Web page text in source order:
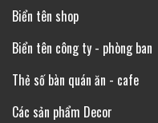
Biển tên shop
Biển tên công ty - phòng ban
Thẻ số bàn quán ăn - cafe
Các sản phẩm Decor